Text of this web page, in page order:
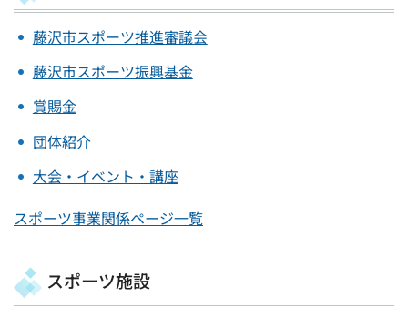
藤沢市スポーツ推進審議会
藤沢市スポーツ振興基金
賞賜金
団体紹介
大会・イベント・講座
スポーツ事業関係ページ一覧
スポーツ施設